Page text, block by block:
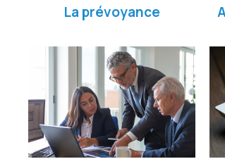
La prévoyance